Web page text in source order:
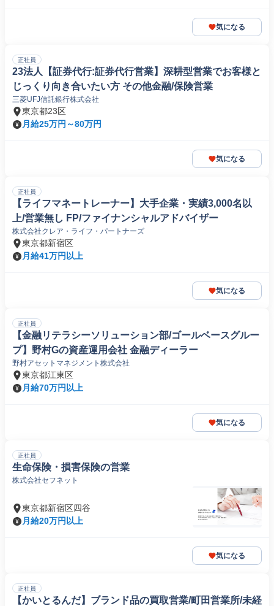
気になる
正社員
23法人【証券代行:証券代行営業】深耕型営業でお客様と
じっくり向き合いたい方 その他金融/保険営業
三菱UFJ信託銀行株式会社
東京都23区
月給25万円～80万円
気になる
正社員
【ライフマネートレーナー】大手企業・実績3,000名以
上/営業無し FP/ファイナンシャルアドバイザー
株式会社クレア・ライフ・パートナーズ
東京都新宿区
月給41万円以上
気になる
正社員
【金融リテラシーソリューション部/ゴールベースグルー
プ】野村Gの資産運用会社 金融ディーラー
野村アセットマネジメント株式会社
東京都江東区
月給70万円以上
気になる
正社員
生命保険・損害保険の営業
株式会社セフネット
東京都新宿区四谷
月給20万円以上
気になる
正社員
【かいとるんだ】ブランド品の買取営業/町田営業所/未経